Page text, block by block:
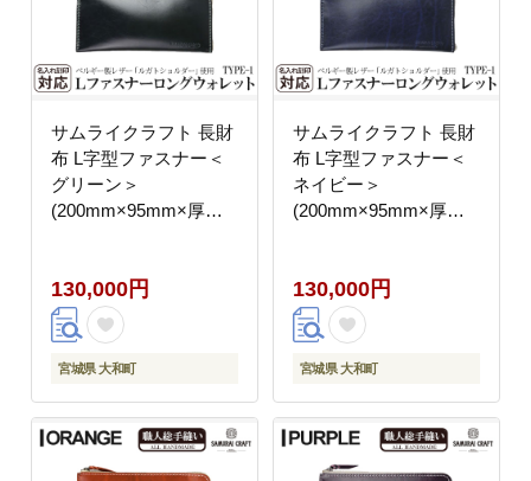
サムライクラフト 長財
布 L字型ファスナー＜
グリーン＞
(200mm×95mm×厚み
サイフ 名入れ ギフト
ルガトショルダー 本格
シンプル ファッション
日本製 手縫い ハンドメ
式会社Stand Field】
ta274-green
130,000円
宮城県 大和町
サムライクラフト 長財
布 L字型ファスナー＜
ネイビー＞
(200mm×95mm×厚み
サイフ 名入れ ギフト
ルガトショルダー 本格
シンプル ファッション
日本製 手縫い ハンドメ
式会社Stand Field】
ta274-navy
130,000円
宮城県 大和町